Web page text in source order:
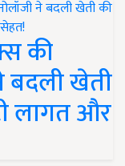
की
बदली खेती
लागत और